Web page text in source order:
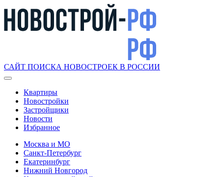
САЙТ ПОИСКА НОВОСТРОЕК В РОССИИ
Квартиры
Новостройки
Застройщики
Новости
Избранное
Москва и МО
Санкт-Петербург
Екатеринбург
Нижний Новгород